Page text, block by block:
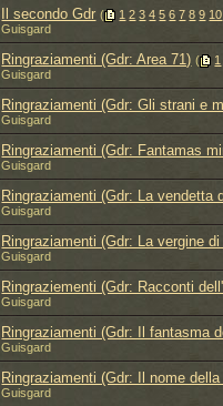
Il secondo Gdr ‎( 1 2 3 4 5 6 7 8 9 10
Guisgard
Ringraziamenti (Gdr: Area 71) ‎( 1
Guisgard
Ringraziamenti (Gdr: Gli strani e
Guisgard
Ringraziamenti (Gdr: Fantamas
Guisgard
Ringraziamenti (Gdr: La vendetta
Guisgard
Ringraziamenti (Gdr: La vergine
Guisgard
Ringraziementi (Gdr: Racconti
Guisgard
Ringraziamenti (Gdr: Il fantasma
Guisgard
Ringraziamenti (Gdr: Il nome della
Guisgard